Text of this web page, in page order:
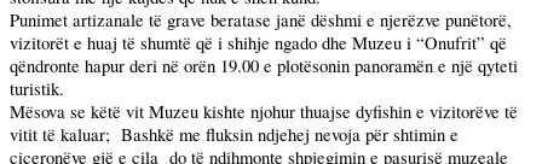
Punimet artizanale të grave beratase janë dëshmi e njerëzve punëtorë,
vizitorët e huaj të shumtë që i shihje ngado dhe Muzeu i “Onufrit” që
qëndronte hapur deri në orën 19.00 e plotësonin panoramën e një qyteti
turistik.
Mësova se këtë vit Muzeu kishte njohur thuajse dyfishin e vizitorëve të
vitit të kaluar; Bashkë me fluksin ndjehej nevoja për shtimin e
ciceronëve gjë e cila do të ndihmonte shpjegimin e pasurisë muzeale